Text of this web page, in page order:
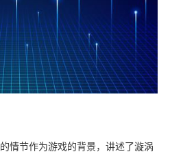
的情节作为游戏的背景，讲述了漩涡